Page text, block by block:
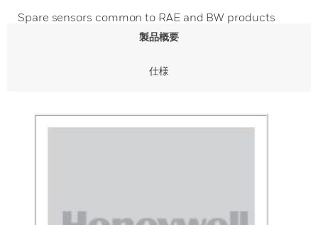
Spare sensors common to RAE and BW products
製品概要
仕様